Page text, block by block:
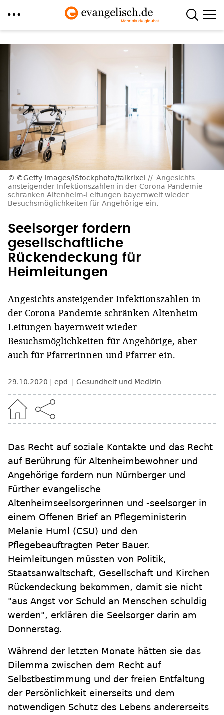
zum
©Getty Images/iStockphoto/taikrixel
Angesichts
ansteigender Infektionszahlen in der Corona-Pandemie
schränken Altenheim-Leitungen bayernweit wieder
Besuchsmöglichkeiten für Angehörige ein.
Seelsorger fordern
gesellschaftliche
Rückendeckung für
Heimleitungen
Angesichts ansteigender Infektionszahlen in
der Corona-Pandemie schränken Altenheim-
Leitungen bayernweit wieder
Besuchsmöglichkeiten für Angehörige, aber
auch für Pfarrerinnen und Pfarrer ein.
29.10.2020 epd Gesundheit und Medizin
Das Recht auf soziale Kontakte und das Recht
auf Berührung für Altenheimbewohner und
Angehörige fordern nun Nürnberger und
Fürther evangelische
Altenheimseelsorgerinnen und -seelsorger in
einem Offenen Brief an Pflegeministerin
Melanie Huml (CSU) und den
Pflegebeauftragten Peter Bauer.
Heimleitungen müssten von Politik,
Staatsanwaltschaft, Gesellschaft und Kirchen
Rückendeckung bekommen, damit sie nicht
"aus Angst vor Schuld an Menschen schuldig
werden", erklären die Seelsorger darin am
Donnerstag.
Während der letzten Monate hätten sie das
Dilemma zwischen dem Recht auf
Selbstbestimmung und der freien Entfaltung
der Persönlichkeit einerseits und dem
notwendigen Schutz des Lebens andererseits